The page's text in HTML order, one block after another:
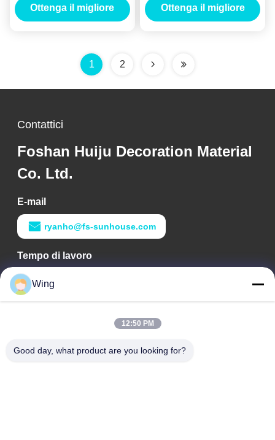
60mm resistente al fuoco
Ottenga il migliore
gli edifici pubblici
Ottenga il migliore
1 2
Contattici
Foshan Huiju Decoration Material
Co. Ltd.
E-mail
ryanho@fs-sunhouse.com
Tempo di lavoro
9:00-18:00
Il nostro indirizzo
Town, distretto di Nanhai, città di Foshan
Wing
12:50 PM
Good day, what product are you looking for?